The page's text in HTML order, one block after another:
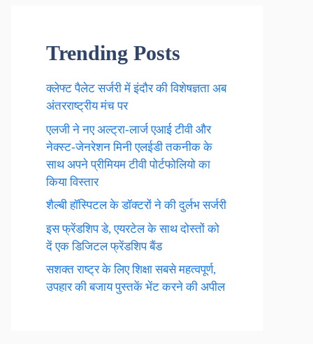
Trending Posts
क्लेफ्ट पैलेट सर्जरी में इंदौर की विशेषज्ञता अब
अंतरराष्ट्रीय मंच पर
एलजी ने नए अल्ट्रा-लार्ज एआई टीवी और
नेक्स्ट-जेनरेशन मिनी एलईडी तकनीक के
साथ अपने प्रीमियम टीवी पोर्टफोलियो का
किया विस्तार
शैल्बी हॉस्पिटल के डॉक्टरों ने की दुर्लभ सर्जरी
इस फ्रेंडशिप डे, एयरटेल के साथ दोस्तों को
दें एक डिजिटल फ्रेंडशिप बैंड
सशक्त राष्ट्र के लिए शिक्षा सबसे महत्वपूर्ण,
उपहार की बजाय पुस्तकें भेंट करने की अपील